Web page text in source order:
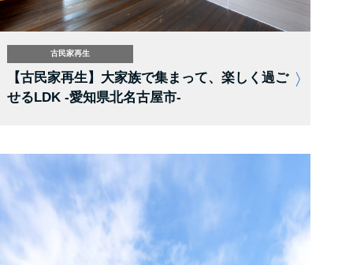
古民家再生
【古民家再生】大家族で集まって、楽しく過ご
せるLDK -愛知県北名古屋市-